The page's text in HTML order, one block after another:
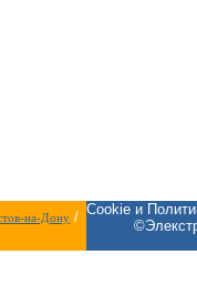
на-Дону / Cookie и